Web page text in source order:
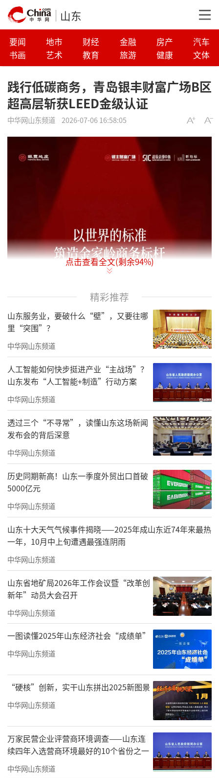
山东
要闻 地市 财经 金融 房产
汽车
书画
艺术 教育 旅游 健康 文体
践行低碳商务，青岛银丰财富广场B区
超高层斩获LEED金级认证
中华网山东频道 2026-07-06 16:58:05
积极响应国家双碳发展相关部署，兼具健
康属性与低碳标准的第五代商务写字楼，正成
为城市优质企业总部的优先选择。近日，青岛
银丰财富广场B区超高层顺利获得LEED金级绿
色建筑认证，项目融合国际绿色建筑评价体系
与自研HEALTH OFFICE健康办公体系双重优
势，打造适配青岛城市发展特色的山海办公空
间，为青岛商务建筑绿色低碳转型、高质量可
持续发展注入全新动能。
国际绿色建筑权威认证
LEED金级的行业价值
LEED 全称为“能源与环境设计先锋"(Lead
ership inEnergy and Environmental Desig
n)，是由美国绿色建筑委员会(USGBC)建立并
推行的全球最权威绿色建筑评价体系，被公认
点击查看全文(剩余94%)
精彩推荐
山东服务业，要破什么“壁”，又要往哪
里“突围”？
中华网山东频道
人工智能如何快步挺进产业“主战场”？
山东发布“人工智能+制造”行动方案
中华网山东频道
透过三个“不寻常”，读懂山东这场新闻
发布会的背后深意
中华网山东频道
历史同期新高！山东一季度外贸出口首破
5000亿元
中华网山东频道
山东十大天气气候事件揭晓——2025年成山东近74年来最热
一年，10月中上旬遭遇最强连阴雨
中华网山东频道
山东省地矿局2026年工作会议暨“改革创
新年”动员大会召开
中华网山东频道
一图读懂2025年山东经济社会“成绩单”
中华网山东频道
“硬核”创新，实干山东拼出2025新图景
中华网山东频道
万家民营企业评营商环境调查——山东连
续四年入选营商环境最好的10个省份之一
中华网山东频道